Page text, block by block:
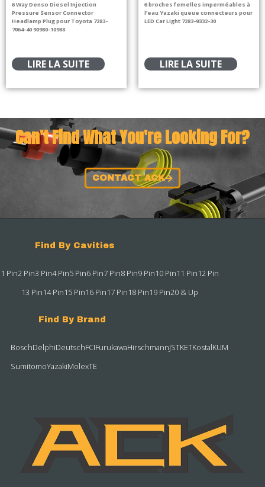
6 Way Denso Diesel Injection
Pressure Sensor Connector
Headlamp Plug pour Toyota 7283-
7064-40 90980-10988
LIRE LA SUITE
6 broches femelles imperméables à
l’eau Yazaki queue connecteurs pour
LED Car Light 7283-9332-30
LIRE LA SUITE
Can't Find What You're Looking For?
CONTACT ACK
Find By Cavities
1 Pin2 Pin3 Pin4 Pin5 Pin6 Pin7 Pin8 Pin9 Pin10 Pin11 Pin12 Pin
13 Pin14 Pin15 Pin16 Pin17 Pin18 Pin19 Pin20 & Up
Find By Brand
BoschDelphiDeutschFCIFurukawaHirschmannJSTKETKostalKUM
SumitomoYazakiMolexTE